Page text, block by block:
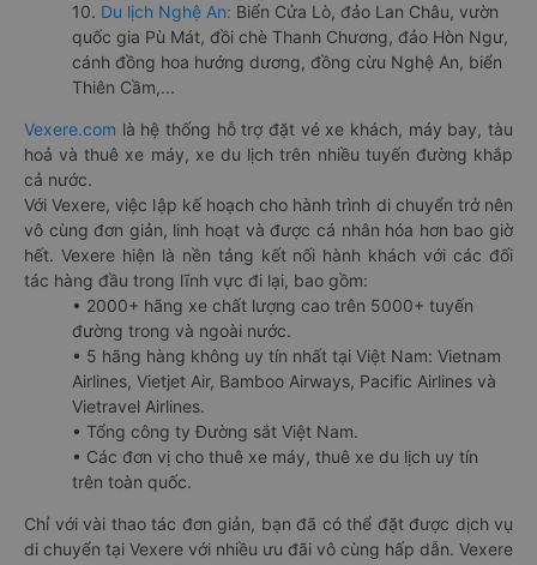
10. Du lịch Nghệ An: Biển Cửa Lò, đảo Lan Châu, vườn
quốc gia Pù Mát, đồi chè Thanh Chương, đảo Hòn Ngư,
cánh đồng hoa hướng dương, đồng cừu Nghệ An, biển
Thiên Cầm,...
Vexere.com là hệ thống hỗ trợ đặt vé xe khách, máy bay, tàu
hoả và thuê xe máy, xe du lịch trên nhiều tuyến đường khắp
cả nước.
Với Vexere, việc lập kế hoạch cho hành trình di chuyển trở nên
vô cùng đơn giản, linh hoạt và được cá nhân hóa hơn bao giờ
hết. Vexere hiện là nền tảng kết nối hành khách với các đối
tác hàng đầu trong lĩnh vực đi lại, bao gồm:
• 2000+ hãng xe chất lượng cao trên 5000+ tuyến
đường trong và ngoài nước.
• 5 hãng hàng không uy tín nhất tại Việt Nam: Vietnam
Airlines, Vietjet Air, Bamboo Airways, Pacific Airlines và
Vietravel Airlines.
• Tổng công ty Đường sắt Việt Nam.
• Các đơn vị cho thuê xe máy, thuê xe du lịch uy tín
trên toàn quốc.
Chỉ với vài thao tác đơn giản, bạn đã có thể đặt được dịch vụ
di chuyển tại Vexere với nhiều ưu đãi vô cùng hấp dẫn. Vexere